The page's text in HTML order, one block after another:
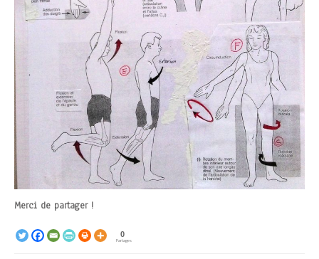
Merci de partager !
0
Partages